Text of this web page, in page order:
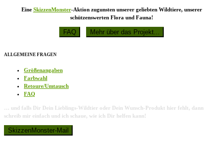
Eine SkizzenMonster-Aktion zugunsten unserer geliebten Wildtiere, unserer
schützenswerten Flora und Fauna!
ALLGEMEINE FRAGEN
Größenangaben
Farbwahl
Retoure/Umtausch
FAQ
… und falls Dir Dein Lieblings-Wildtier oder Dein Wunsch-Produkt hier fehlt, dann
schreib mir einfach und ich schaue, wie ich Dir helfen kann!